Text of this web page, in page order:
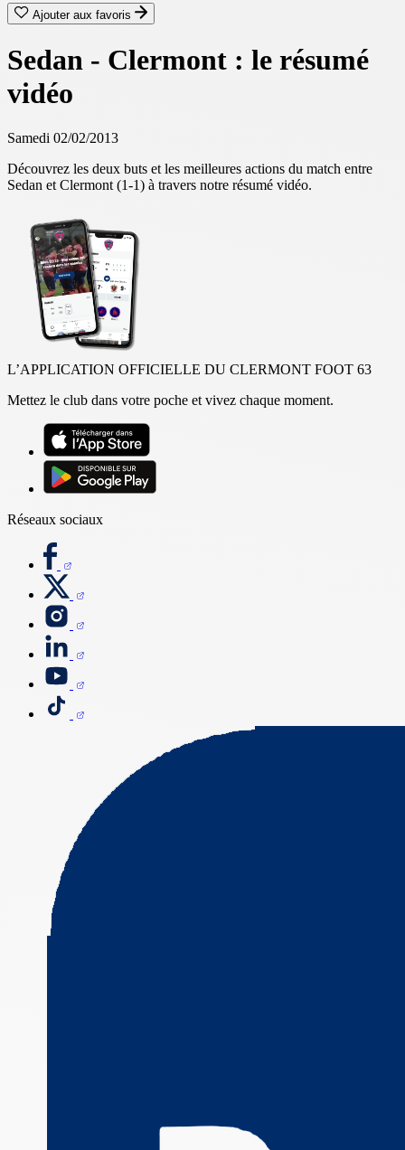
Ajouter aux favoris
Sedan - Clermont : le résumé
vidéo
Samedi 02/02/2013
Découvrez les deux buts et les meilleures actions du match entre
Sedan et Clermont (1-1) à travers notre résumé vidéo.
L’APPLICATION OFFICIELLE DU CLERMONT FOOT 63
Mettez le club dans votre poche et vivez chaque moment.
Réseaux sociaux